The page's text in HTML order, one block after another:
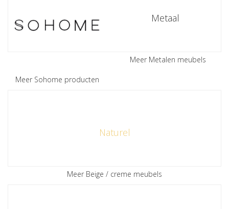
Meer Sohome producten
Metaal
Meer Metalen meubels
Naturel
Meer Beige / creme meubels